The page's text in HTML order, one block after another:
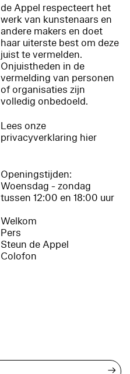
de Appel respecteert het
werk van kunstenaars en
andere makers en doet
haar uiterste best om deze
juist te vermelden.
Onjuistheden in de
vermelding van personen
of organisaties zijn
volledig onbedoeld.
Lees onze
privacyverklaring hier
Openingstijden:
Woensdag - zondag
tussen 12:00 en 18:00 uur
Welkom
Pers
Steun de Appel
Colofon
→